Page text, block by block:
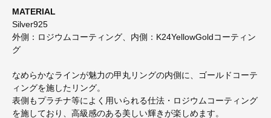
MATERIAL
Silver925
外側：ロジウムコーティング、内側：K24YellowGoldコーティン
グ
なめらかなラインが魅力の甲丸リングの内側に、ゴールドコーテ
ィングを施したリング。
表側もプラチナ等によく用いられる仕法・ロジウムコーティング
を施しており、高級感のある美しい輝きが楽しめます。